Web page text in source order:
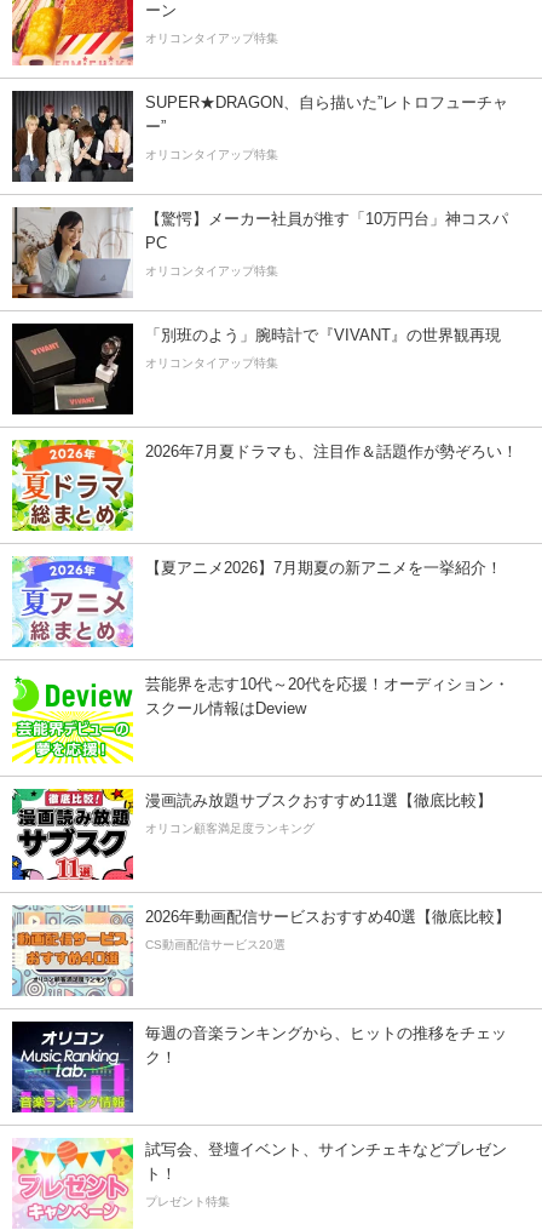
ーン
オリコンタイアップ特集
SUPER★DRAGON、自ら描いた”レトロフューチャ
ー”
オリコンタイアップ特集
【驚愕】メーカー社員が推す「10万円台」神コスパ
PC
オリコンタイアップ特集
「別班のよう」腕時計で『VIVANT』の世界観再現
オリコンタイアップ特集
2026年7月夏ドラマも、注目作＆話題作が勢ぞろい！
【夏アニメ2026】7月期夏の新アニメを一挙紹介！
芸能界を志す10代～20代を応援！オーディション・
スクール情報はDeview
漫画読み放題サブスクおすすめ11選【徹底比較】
オリコン顧客満足度ランキング
2026年動画配信サービスおすすめ40選【徹底比較】
CS動画配信サービス20選
毎週の音楽ランキングから、ヒットの推移をチェッ
ク！
試写会、登壇イベント、サインチェキなどプレゼン
ト！
プレゼント特集